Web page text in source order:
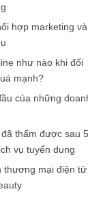
hợp marketing và
như nào khi đối
mạnh?
của những
thấm được sau 5
vụ tuyển dụng
thương mại điện tử